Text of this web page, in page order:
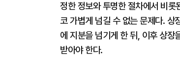
정한 정보와 투명한 절차에서 비
코 가볍게 넘길 수 없는 문제다. 상
에 지분을 넘기게 한 뒤, 이후 상장
받아야 한다.